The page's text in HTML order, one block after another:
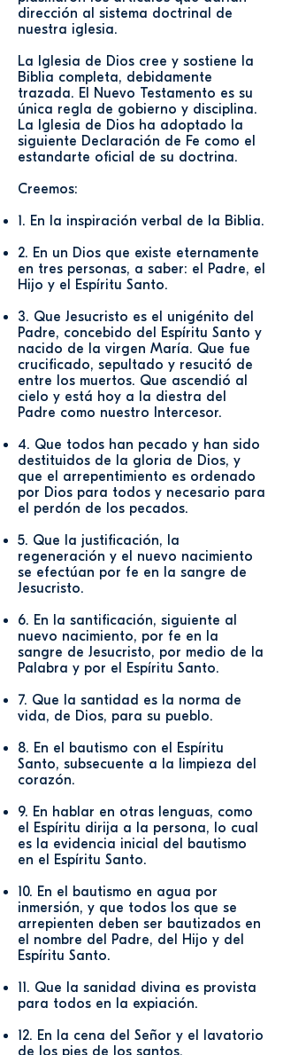
dirección al sistema doctrinal de
nuestra iglesia.
La Iglesia de Dios cree y sostiene la
Biblia completa, debidamente
trazada. El Nuevo Testamento es su
única regla de gobierno y disciplina.
La Iglesia de Dios ha adoptado la
siguiente Declaración de Fe como el
estandarte oficial de su doctrina.
​Creemos:
1. En la inspiración verbal de la Biblia.
2. En un Dios que existe eternamente
en tres personas, a saber: el Padre, el
Hijo y el Espíritu Santo.
3. Que Jesucristo es el unigénito del
Padre, concebido del Espíritu Santo y
nacido de la virgen María. Que fue
crucificado, sepultado y resucitó de
entre los muertos. Que ascendió al
cielo y está hoy a la diestra del
Padre como nuestro Intercesor.
4. Que todos han pecado y han sido
destituidos de la gloria de Dios, y
que el arrepentimiento es ordenado
por Dios para todos y necesario para
el perdón de los pecados.
5. Que la justificación, la
regeneración y el nuevo nacimiento
se efectúan por fe en la sangre de
Jesucristo.
6. En la santificación, siguiente al
nuevo nacimiento, por fe en la
sangre de Jesucristo, por medio de la
Palabra y por el Espíritu Santo.
7. Que la santidad es la norma de
vida, de Dios, para su pueblo.
8. En el bautismo con el Espíritu
Santo, subsecuente a la limpieza del
corazón.
9. En hablar en otras lenguas, como
el Espíritu dirija a la persona, lo cual
es la evidencia inicial del bautismo
en el Espíritu Santo.
10. En el bautismo en agua por
inmersión, y que todos los que se
arrepienten deben ser bautizados en
el nombre del Padre, del Hijo y del
Espíritu Santo.
11. Que la sanidad divina es provista
para todos en la expiación.
12. En la cena del Señor y el lavatorio
de los pies de los santos.